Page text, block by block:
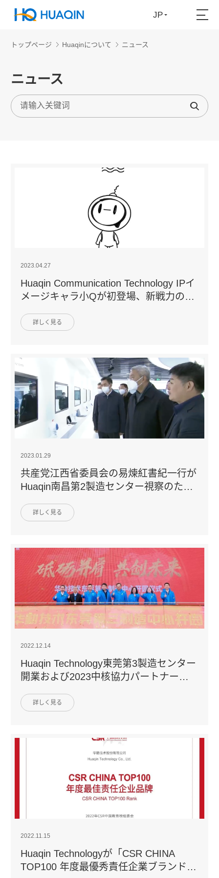
JP
トップページ Huaqinについて ニュース
ニュース
2023.04.27
Huaqin Communication Technology IPイ
メージキャラ小Qが初登場、新戦力の新
詳しく見る
2023.01.29
共産党江西省委員会の易煉紅書紀一行が
Huaqin南昌第2製造センター視察のため
詳しく見る
2022.12.14
Huaqin Technology東莞第3製造センター
開業および2023中核協力パートナー世
詳しく見る
2022.11.15
Huaqin Technologyが「CSR CHINA
TOP100 年度最優秀責任企業ブランド」